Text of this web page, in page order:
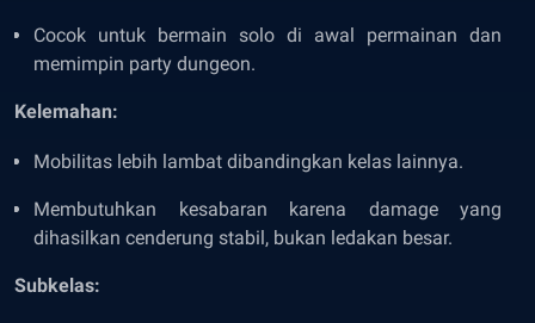
Cocok untuk bermain solo di awal permainan dan
memimpin party dungeon.
Kelemahan:
Mobilitas lebih lambat dibandingkan kelas lainnya.
Membutuhkan kesabaran karena damage yang
dihasilkan cenderung stabil, bukan ledakan besar.
Subkelas: